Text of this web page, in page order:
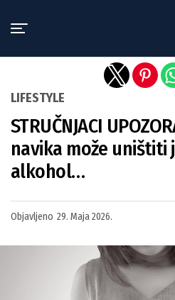
LIFESTYLE
STRUČNJACI
navika može uništiti
alkohol…
Objavljeno 29. Maja 2026.